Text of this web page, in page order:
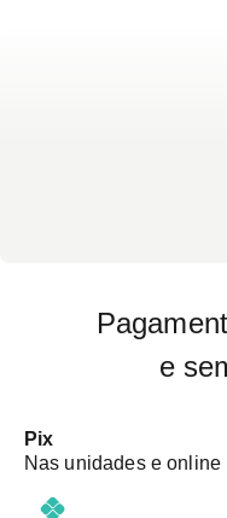
e
Pix
Nas unidades e online